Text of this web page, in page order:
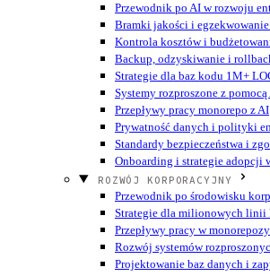
Przewodnik po AI w rozwoju
Bramki jakości i
Kontrola kosztów i
Backup, odzyskiwanie i
Strategie dla baz kodu 1M+
Systemy rozproszone z pomocą
Przepływy pracy monorepo z AI
Prywatność danych i polityki
Standardy bezpieczeństwa i
Onboarding i strategie adopcji
ROZWÓJ KORPORACYJNY
Przewodnik po środowisku
Strategie dla milionowych linii
Przepływy pracy w
Rozwój systemów
Projektowanie baz danych i